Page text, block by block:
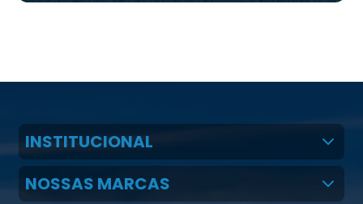
INSTITUCIONAL
Quem Somos
Claudio Martins Real
NOSSAS MARCAS